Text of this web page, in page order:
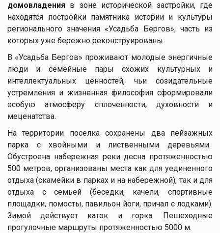
домовладения в зоне исторической застройки, где
находятся постройки памятника истории и культуры
регионального значения «Усадьба Бергов», часть из
которых уже бережно реконструированы.
В «Усадьба Бергов» проживают молодые энергичные
люди и семейные пары схожих культурных и
интеллектуальных ценностей, чьи созидательные
устремления и жизненная философия сформировали
особую атмосферу сплоченности, духовности и
меценатства.
На территории поселка сохранены два пейзажных
парка с хвойными и лиственными деревьями.
Обустроена набережная реки десна протяженностью
500 метров, организованы места как для уединенного
отдыха (скамейки в парках и на набережной), так и для
отдыха с семьей (беседки, качели, спортивные
площадки, помосты, павильон йоги, причал с лодками).
Зимой действует каток и горка. Пешеходные
прогулочные маршруты протяженностью 5000 м.